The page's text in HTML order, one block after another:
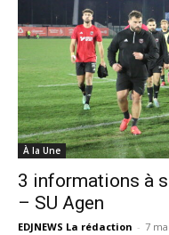
À la Une
3 informations à
– SU Agen
EDJNEWS La rédaction - 7